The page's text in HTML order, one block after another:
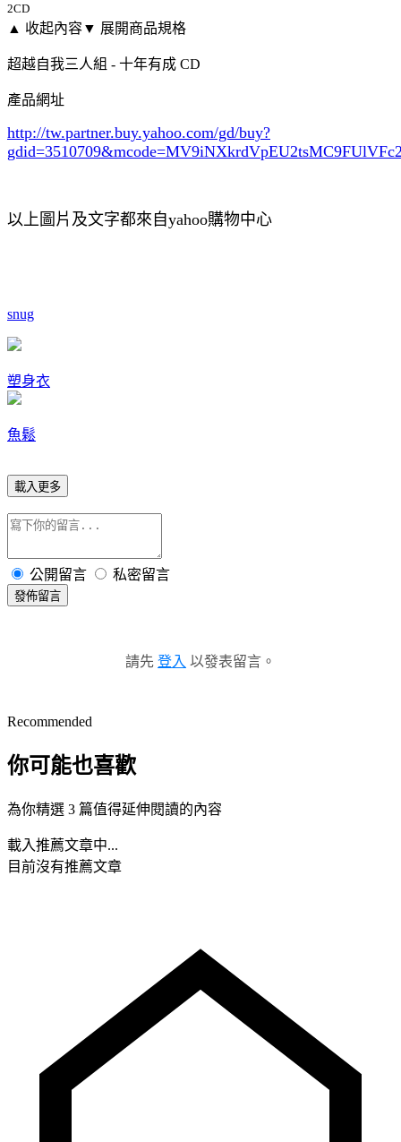
2CD
▲ 收起內容▼ 展開商品規格
超越自我三人組 - 十年有成 CD
產品網址
http://tw.partner.buy.yahoo.com/gd/buy?
gdid=3510709
以上圖片及文字都來自yahoo購物中心
snug
塑身衣
魚鬆
載入更多
公開留言 私密留言
發佈留言
請先 登入 以發表留言。
Recommended
你可能也喜歡
為你精選 3 篇值得延伸閱讀的內容
載入推薦文章中...
目前沒有推薦文章